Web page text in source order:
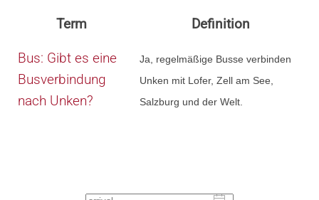
Term Definition
Bus: Gibt es eine
Busverbindung
nach Unken?
Ja, regelmäßige Busse verbinden
Unken mit Lofer, Zell am See,
Salzburg und der Welt.